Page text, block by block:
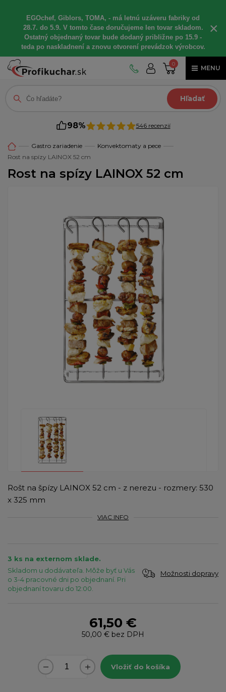
EGOchef, Giblors, TOMA, - má letnú uzáveru fabriky od
28.7. do 5.9. V tomto čase doručujeme len tovar skladom.
Ostatný objednaný tovar bude dodaný približne po 15.9 -
teda po naskladnení a znovu otvorení prevádzok výrobcov.
×
0
MENU
Hľadať
98% 546 recenzií
Gastro zariadenie
Konvektomaty a pece
Rost na spízy LAINOX 52 cm
Rost na spízy LAINOX 52 cm
Rošt na špízy LAINOX 52 cm - z nerezu - rozmery: 530
x 325 mm
VIAC INFO
3 ks na externom sklade.
Skladom u dodávateľa. Môže byť u Vás
o 3-4 pracovné dni po objednaní. Pri
objednaní tovaru do 12:00.
Možnosti dopravy
61,50 €
50,00 € bez DPH
Vložiť do košíka